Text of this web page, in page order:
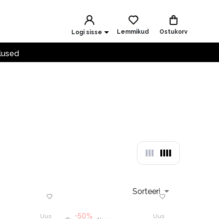
Logi sisse Lemmikud Ostukorv
Sorteeri
Uus -50% Uus